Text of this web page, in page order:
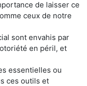
de laisser ce
ceux de notre
sont envahis par
en péril, et
essentielles ou
ces outils et